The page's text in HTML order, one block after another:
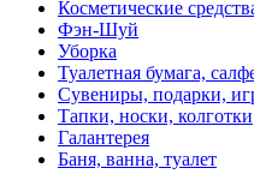
Косметические
Фэн-Шуй
Уборка
Туалетная бумага,
Сувениры, подарки,
Тапки, носки, колготки
Галантерея
Баня, ванна, туалет